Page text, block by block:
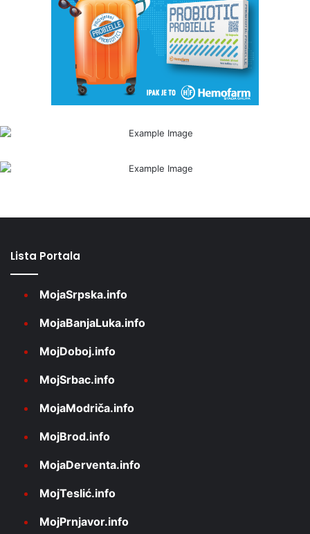
Lista Portala
MojaSrpska.info
MojaBanjaLuka.info
MojDoboj.info
MojSrbac.info
MojaModriča.info
MojBrod.info
MojaDerventa.info
MojTeslić.info
MojPrnjavor.info